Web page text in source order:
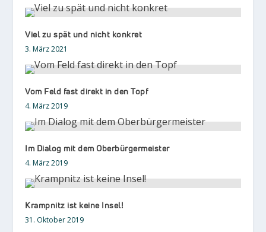
Viel zu spät und nicht konkret
3. März 2021
Vom Feld fast direkt in den Topf
4. März 2019
Im Dialog mit dem Oberbürgermeister
4. März 2019
Krampnitz ist keine Insel!
31. Oktober 2019